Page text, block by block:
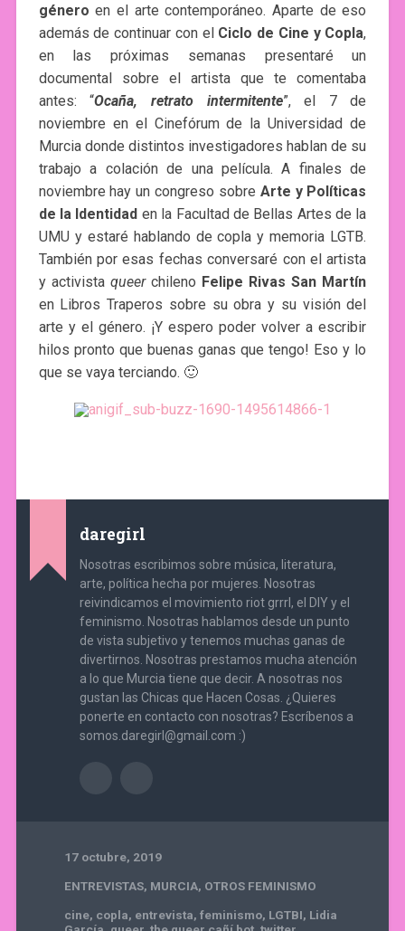
género en el arte contemporáneo. Aparte de eso
además de continuar con el Ciclo de Cine y Copla,
en las próximas semanas presentaré un
documental sobre el artista que te comentaba
antes: “Ocaña, retrato intermitente”, el 7 de
noviembre en el Cinefórum de la Universidad de
Murcia donde distintos investigadores hablan de su
trabajo a colación de una película. A finales de
noviembre hay un congreso sobre Arte y Políticas
de la Identidad en la Facultad de Bellas Artes de la
UMU y estaré hablando de copla y memoria LGTB.
También por esas fechas conversaré con el artista
y activista queerchileno Felipe Rivas San Martín
en Libros Traperos sobre su obra y su visión del
arte y el género. ¡Y espero poder volver a escribir
hilos pronto que buenas ganas que tengo! Eso y lo
que se vaya terciando. 🙂
daregirl
Nosotras escribimos sobre música, literatura,
arte, política hecha por mujeres. Nosotras
reivindicamos el movimiento riot grrrl, el DIY y el
feminismo. Nosotras hablamos desde un punto
de vista subjetivo y tenemos muchas ganas de
divertirnos. Nosotras prestamos mucha atención
a lo que Murcia tiene que decir. A nosotras nos
gustan las Chicas que Hacen Cosas. ¿Quieres
ponerte en contacto con nosotras? Escríbenos a
somos.daregirl@gmail.com :)
17 octubre, 2019
ENTREVISTAS, MURCIA, OTROS FEMINISMO
cine, copla, entrevista, feminismo, LGTBI, Lidia